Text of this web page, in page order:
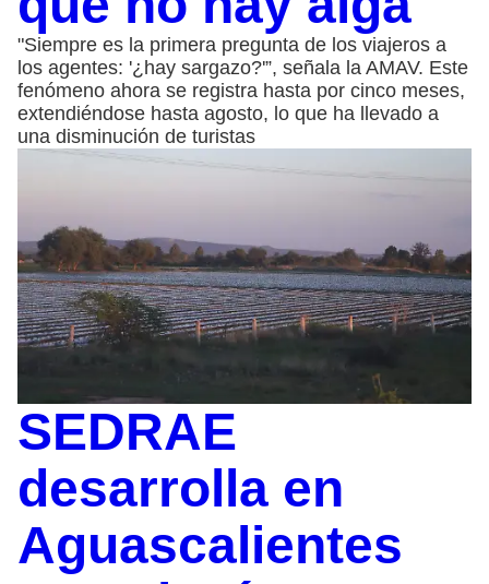
"Siempre es la primera pregunta de los viajeros a
los agentes: '¿hay sargazo?'”, señala la AMAV. Este
fenómeno ahora se registra hasta por cinco meses,
extendiéndose hasta agosto, lo que ha llevado a
una disminución de turistas
SEDRAE
desarrolla en
Aguascalientes